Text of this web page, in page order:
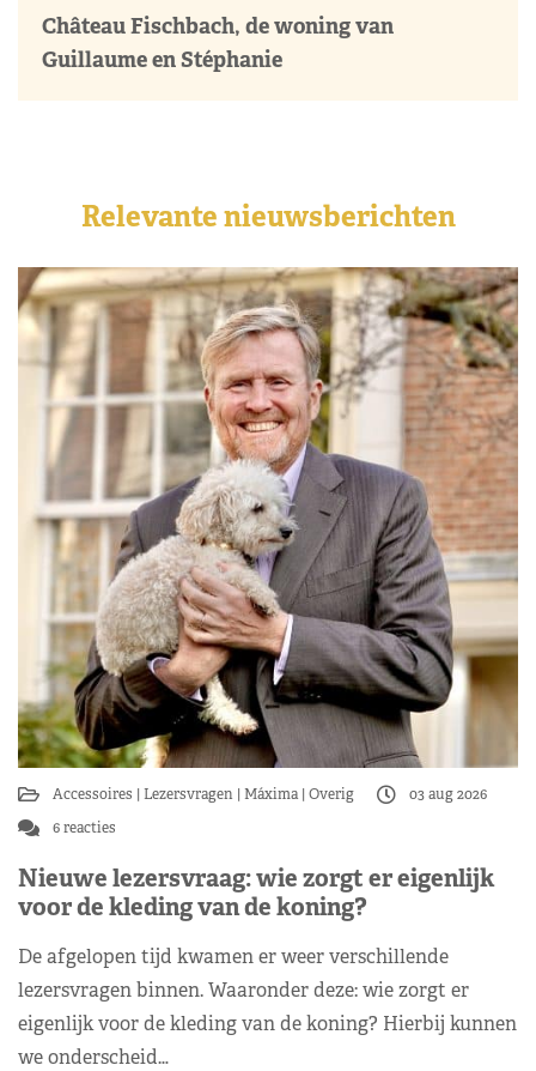
Château Fischbach, de woning van
Guillaume en Stéphanie
Relevante nieuwsberichten
Accessoires Lezersvragen Máxima Overig
03 aug 2026
6 reacties
Nieuwe lezersvraag: wie zorgt er eigenlijk
voor de kleding van de koning?
De afgelopen tijd kwamen er weer verschillende
lezersvragen binnen. Waaronder deze: wie zorgt er
eigenlijk voor de kleding van de koning? Hierbij kunnen
we onderscheid…